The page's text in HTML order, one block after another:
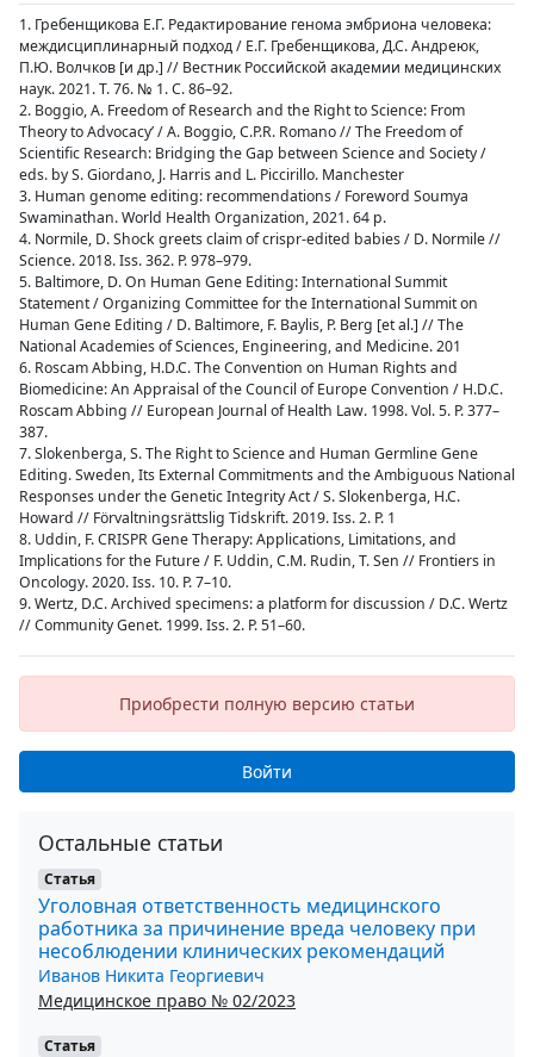
1. Гребенщикова Е.Г. Редактирование генома эмбриона человека:
междисциплинарный подход / Е.Г. Гребенщикова, Д.С. Андреюк,
П.Ю. Волчков [и др.] // Вестник Российской академии медицинских
наук. 2021. Т. 76. № 1. С. 86–92.
2. Boggio, A. Freedom of Research and the Right to Science: From
Theory to Advocacy’ / A. Boggio, C.P.R. Romano // The Freedom of
Scientific Research: Bridging the Gap between Science and Society /
eds. by S. Giordano, J. Harris and L. Piccirillo. Manchester
3. Human genome editing: recommendations / Foreword Soumya
Swaminathan. World Health Organization, 2021. 64 p.
4. Normile, D. Shock greets claim of crispr-edited babies / D. Normile //
Science. 2018. Iss. 362. Р. 978–979.
5. Baltimore, D. On Human Gene Editing: International Summit
Statement / Organizing Committee for the International Summit on
Human Gene Editing / D. Baltimore, F. Baylis, P. Berg [et al.] // The
National Academies of Sciences, Engineering, and Medicine. 201
6. Roscam Abbing, H.D.C. The Convention on Human Rights and
Biomedicine: An Appraisal of the Council of Europe Convention / H.D.C.
Roscam Abbing // European Journal of Health Law. 1998. Vol. 5. Р. 377–
387.
7. Slokenberga, S. The Right to Science and Human Germline Gene
Editing. Sweden, Its External Commitments and the Ambiguous National
Responses under the Genetic Integrity Act / S. Slokenberga, H.C.
Howard // Förvaltningsrättslig Tidskrift. 2019. Iss. 2. Р. 1
8. Uddin, F. CRISPR Gene Therapy: Applications, Limitations, and
Implications for the Future / F. Uddin, C.M. Rudin, T. Sen // Frontiers in
Oncology. 2020. Iss. 10. Р. 7–10.
9. Wertz, D.C. Archived specimens: a platform for discussion / D.C. Wertz
// Community Genet. 1999. Iss. 2. Р. 51–60.
Приобрести полную версию статьи
Войти
Остальные статьи
Статья
Уголовная ответственность медицинского
работника за причинение вреда человеку при
несоблюдении клинических рекомендаций
Иванов Никита Георгиевич
Медицинское право № 02/2023
Статья